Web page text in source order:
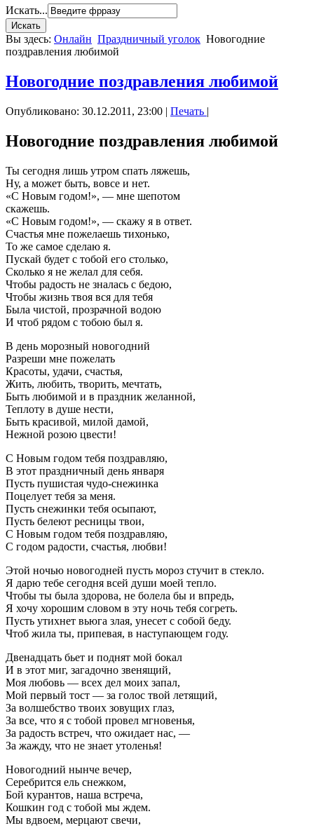
Искать...
Вы здесь: Онлайн Праздничный уголок Новогодние
поздравления любимой
Новогодние поздравления любимой
Опубликовано: 30.12.2011, 23:00 | Печать |
Новогодние поздравления любимой
Ты сегодня лишь утром спать ляжешь,
Ну, а может быть, вовсе и нет.
«С Новым годом!», — мне шепотом
скажешь.
«С Новым годом!», — скажу я в ответ.
Счастья мне пожелаешь тихонько,
То же самое сделаю я.
Пускай будет с тобой его столько,
Сколько я не желал для себя.
Чтобы радость не зналась с бедою,
Чтобы жизнь твоя вся для тебя
Была чистой, прозрачной водою
И чтоб рядом с тобою был я.
В день морозный новогодний
Разреши мне пожелать
Красоты, удачи, счастья,
Жить, любить, творить, мечтать,
Быть любимой и в праздник желанной,
Теплоту в душе нести,
Быть красивой, милой дамой,
Нежной розою цвести!
С Новым годом тебя поздравляю,
В этот праздничный день января
Пусть пушистая чудо-снежинка
Поцелует тебя за меня.
Пусть снежинки тебя осыпают,
Пусть белеют ресницы твои,
С Новым годом тебя поздравляю,
С годом радости, счастья, любви!
Этой ночью новогодней пусть мороз стучит в стекло.
Я дарю тебе сегодня всей души моей тепло.
Чтобы ты была здорова, не болела бы и впредь,
Я хочу хорошим словом в эту ночь тебя согреть.
Пусть утихнет вьюга злая, унесет с собой беду.
Чтоб жила ты, припевая, в наступающем году.
Двенадцать бьет и поднят мой бокал
И в этот миг, загадочно звенящий,
Моя любовь — всех дел моих запал,
Мой первый тост — за голос твой летящий,
За волшебство твоих зовущих глаз,
За все, что я с тобой провел мгновенья,
За радость встреч, что ожидает нас, —
За жажду, что не знает утоленья!
Новогодний нынче вечер,
Серебрится ель снежком,
Бой курантов, наша встреча,
Кошкин год с тобой мы ждем.
Мы вдвоем, мерцают свечи,